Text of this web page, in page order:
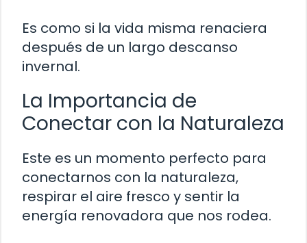
Es como si la vida misma renaciera
después de un largo descanso
invernal.
La Importancia de
Conectar con la Naturaleza
Este es un momento perfecto para
conectarnos con la naturaleza,
respirar el aire fresco y sentir la
energía renovadora que nos rodea.